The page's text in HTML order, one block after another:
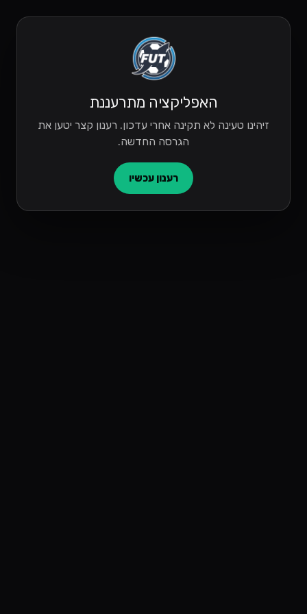
האפליקציה מתרעננת
זיהינו טעינה לא תקינה אחרי עדכון. רענון קצר יטען את
הגרסה החדשה.
רענון עכשיו